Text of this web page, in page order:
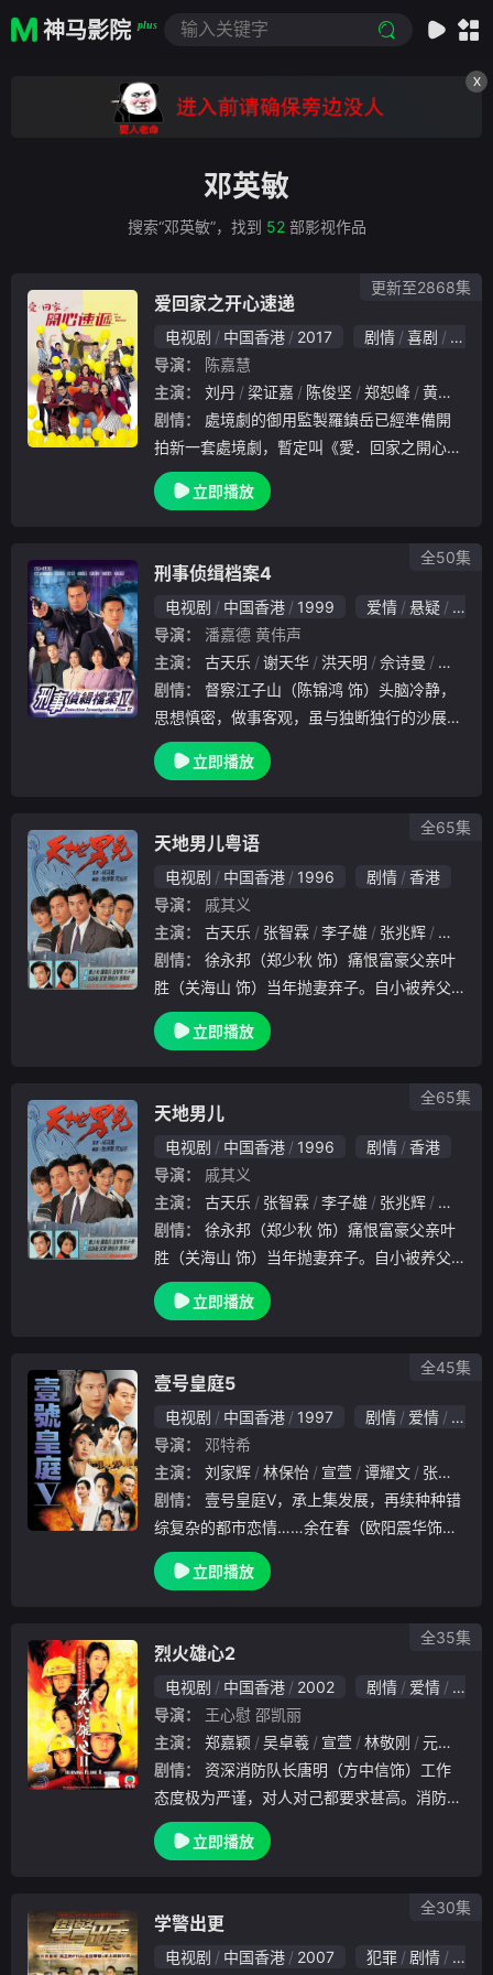
神马影院 plus
X
邓英敏
搜索“邓英敏”，找到 52部影视作品
爱回家之开心速递
电视剧 中国香港 2017 剧情 喜剧
家庭
导演：
陈嘉慧
主演：
刘丹 梁证嘉 陈俊坚 郑恕峰 黄颖君
剧情：
拍新一套處境劇，暫定叫《愛．回家之開心速
遞》，「過往的處境劇都是以家庭為主，今次
當然不例外啦。而故事除了家庭，因為網購現
立即播放
更新至2868集
刑事侦缉档案4
电视剧 中国香港 1999 爱情 悬疑
惊悚
导演：
潘嘉德 黄伟声
主演：
古天乐 谢天华 洪天明 佘诗曼 宣萱
剧情：
思想慎密，做事客观，虽与独断独行的沙展徐
飞（古天乐 饰）合作，但仍能以柔制刚，充
份利用对方敏锐的直觉和丰富的经验，屡破奇
立即播放
全50集
天地男儿粤语
电视剧 中国香港 1996 剧情
香港
导演：
戚其义
主演：
古天乐 张智霖 李子雄 张兆辉 宣萱
剧情：
胜（关海山 饰）当年抛妻弃子。自小被养父
徐坚（鲍方 饰）培养，后来加入了警队，而
徐坚的亲生儿子嘉立（罗嘉良 饰）也成为了
立即播放
全65集
天地男儿
电视剧 中国香港 1996 剧情
香港
导演：
戚其义
主演：
古天乐 张智霖 李子雄 张兆辉 宣萱
剧情：
胜（关海山 饰）当年抛妻弃子。自小被养父
徐坚（鲍方 饰）培养，后来加入了警队，而
徐坚的亲生儿子嘉立（罗嘉良 饰）也成为了
立即播放
全65集
壹号皇庭5
电视剧 中国香港 1997 剧情 爱情
犯罪
导演：
邓特希
主演：
刘家辉 林保怡 宣萱 谭耀文 张松枝
剧情：
综复杂的都市恋情……余在春（欧阳震华饰）
婚姻失败后，先遇上独立坚强的夔或蕌（盖鸣
晖饰），不久，春因调查一好友客死异乡的原
立即播放
全45集
烈火雄心2
电视剧 中国香港 2002 剧情 爱情
香港
导演：
王心慰 邵凯丽
主演：
郑嘉颖 吴卓羲 宣萱 林敬刚 元华
剧情：
态度极为严谨，对人对己都要求甚高。消防员
纪德田（王喜饰）自妻子数年前因车祸意外去
世后，一直得过且过。德田面对唐明的严苛，
立即播放
全35集
学警出更
电视剧 中国香港 2007 犯罪 剧情 香港
全30集